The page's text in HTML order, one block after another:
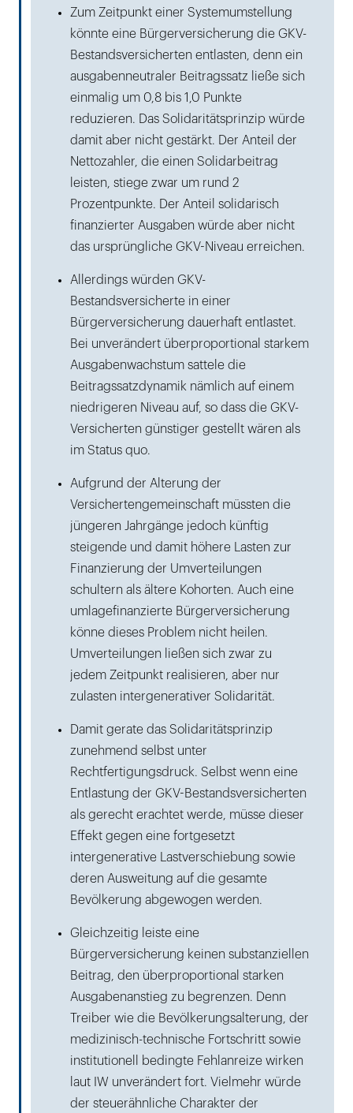
Zum Zeitpunkt einer Systemumstellung
könnte eine Bürgerversicherung die GKV-
Bestandsversicherten entlasten, denn ein
ausgabenneutraler Beitragssatz ließe sich
einmalig um 0,8 bis 1,0 Punkte
reduzieren. Das Solidaritätsprinzip würde
damit aber nicht gestärkt. Der Anteil der
Nettozahler, die einen Solidarbeitrag
leisten, stiege zwar um rund 2
Prozentpunkte. Der Anteil solidarisch
finanzierter Ausgaben würde aber nicht
das ursprüngliche GKV-Niveau erreichen.
Allerdings würden GKV-
Bestandsversicherte in einer
Bürgerversicherung dauerhaft entlastet.
Bei unverändert überproportional starkem
Ausgabenwachstum sattele die
Beitragssatzdynamik nämlich auf einem
niedrigeren Niveau auf, so dass die GKV-
Versicherten günstiger gestellt wären als
im Status quo.
Aufgrund der Alterung der
Versichertengemeinschaft müssten die
jüngeren Jahrgänge jedoch künftig
steigende und damit höhere Lasten zur
Finanzierung der Umverteilungen
schultern als ältere Kohorten. Auch eine
umlagefinanzierte Bürgerversicherung
könne dieses Problem nicht heilen.
Umverteilungen ließen sich zwar zu
jedem Zeitpunkt realisieren, aber nur
zulasten intergenerativer Solidarität.
Damit gerate das Solidaritätsprinzip
zunehmend selbst unter
Rechtfertigungsdruck. Selbst wenn eine
Entlastung der GKV-Bestandsversicherten
als gerecht erachtet werde, müsse dieser
Effekt gegen eine fortgesetzt
intergenerative Lastverschiebung sowie
deren Ausweitung auf die gesamte
Bevölkerung abgewogen werden.
Gleichzeitig leiste eine
Bürgerversicherung keinen substanziellen
Beitrag, den überproportional starken
Ausgabenanstieg zu begrenzen. Denn
Treiber wie die Bevölkerungsalterung, der
medizinisch-technische Fortschritt sowie
institutionell bedingte Fehlanreize wirken
laut IW unverändert fort. Vielmehr würde
der steuerähnliche Charakter der